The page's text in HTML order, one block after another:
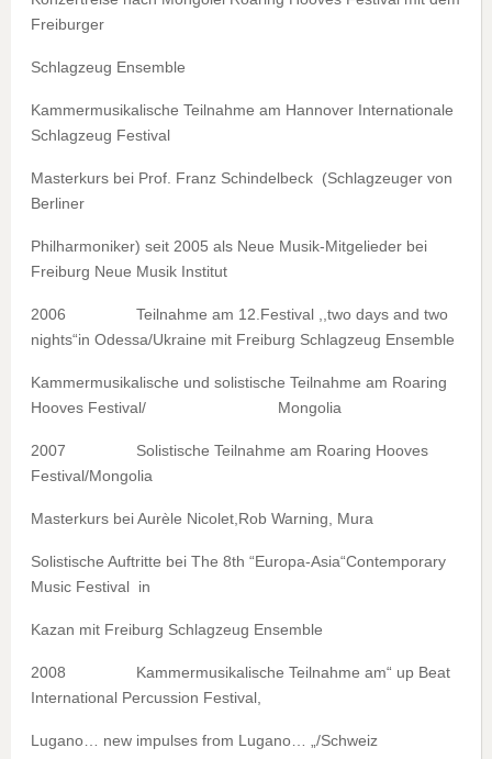
Freiburger
Schlagzeug Ensemble
Kammermusikalische Teilnahme am Hannover Internationale
Schlagzeug Festival
Masterkurs bei Prof. Franz Schindelbeck (Schlagzeuger von
Berliner
Philharmoniker) seit 2005 als Neue Musik-Mitgelieder bei
Freiburg Neue Musik Institut
2006 Teilnahme am 12.Festival ,,two days and two
nights“in Odessa/Ukraine mit Freiburg Schlagzeug Ensemble
Kammermusikalische und solistische Teilnahme am Roaring
Hooves Festival/ Mongolia
2007 Solistische Teilnahme am Roaring Hooves
Festival/Mongolia
Masterkurs bei Aurèle Nicolet,Rob Warning, Mura
Solistische Auftritte bei The 8th “Europa-Asia“Contemporary
Music Festival in
Kazan mit Freiburg Schlagzeug Ensemble
2008 Kammermusikalische Teilnahme am“ up Beat
International Percussion Festival,
Lugano… new impulses from Lugano… „/Schweiz